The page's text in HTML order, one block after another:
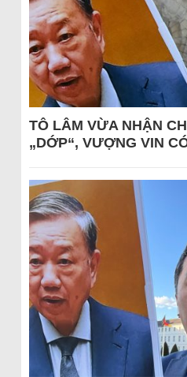
TÔ LÂM VỪA NHẬN
„DỚP“, VƯỢNG VIN